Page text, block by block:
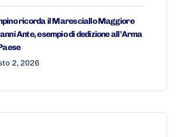
ricorda il Maresciallo Maggiore
Ante, esempio di dedizione all’Arma
2, 2026